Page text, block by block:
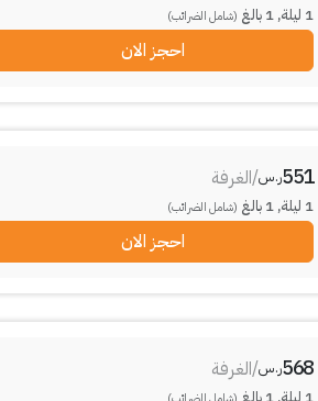
1 ليلة,
1 بالغ (شامل الضرائب)
احجز الان
551ر.س/الغرفة
1 ليلة,
1 بالغ (شامل الضرائب)
احجز الان
568ر.س/الغرفة